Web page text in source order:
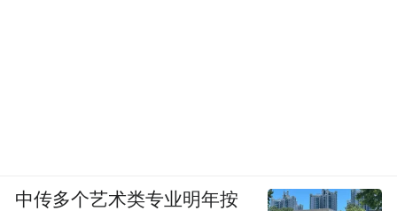
中传多个艺术类专业明年按